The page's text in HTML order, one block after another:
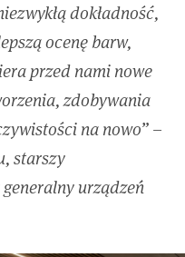
dokładność,
ocenę barw,
przed nami nowe
zdobywania
na nowo” –
starszy
urządzeń